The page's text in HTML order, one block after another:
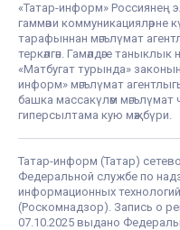
«Татар-информ» Россиянең
гаммәви коммуникацияләрне
тарафыннан мәгълүмат
теркәлгән. Гамәлдәге
«Матбугат турында»
информ» мәгълүмат
башка массакүләм
гиперсылтама кую мәҗбүри.
Татар-информ (Татар)
Федеральной службе по
информационных
(Роскомнадзор). Запись о
07.10.2025 выдано